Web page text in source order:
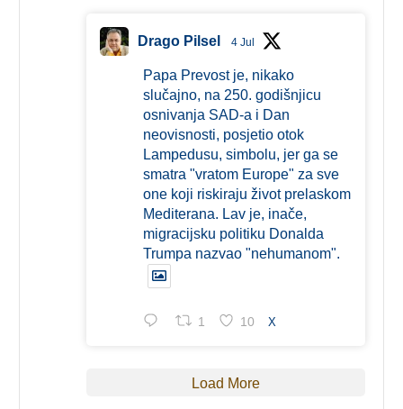
Drago Pilsel 4 Jul
Papa Prevost je, nikako
slučajno, na 250. godišnjicu
osnivanja SAD-a i Dan
neovisnosti, posjetio otok
Lampedusu, simbolu, jer ga se
smatra "vratom Europe" za sve
one koji riskiraju život prelaskom
Mediterana. Lav je, inače,
migracijsku politiku Donalda
Trumpa nazvao "nehumanom".
1 10 X
Load More